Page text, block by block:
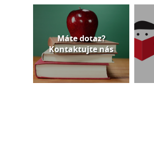
Máte dotaz?
Kontaktujte nás